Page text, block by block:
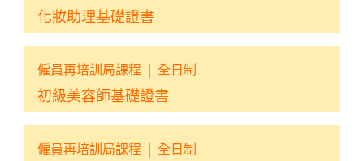
化妝助理基礎證書
僱員再培訓局課程 | 全日制
初級美容師基礎證書
僱員再培訓局課程 | 全日制